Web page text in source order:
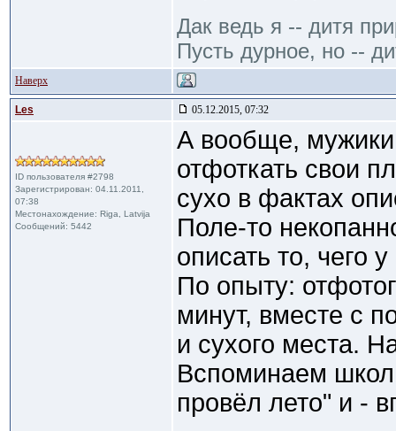
Дак ведь я -- дитя
Пусть дурное, но --
Наверх
Les 05.12.2015, 07:32
ID пользователя #2798
Зарегистрирован: 04.11.2011,
07:38
Местонахождение: Riga, Latvija
Сообщений: 5442
А вообще,
отфоткать свои
сухо в фактах
Поле-то
описать то, чего
По опыту:
минут, вместе с
и сухого места.
Вспоминаем
провёл лето" и -